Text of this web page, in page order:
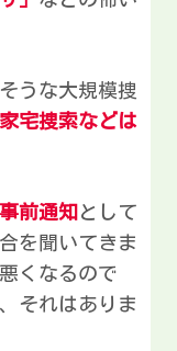
うな大規模捜
宅捜索などは
前通知 として
を聞いてきま
くなるので
それはありま